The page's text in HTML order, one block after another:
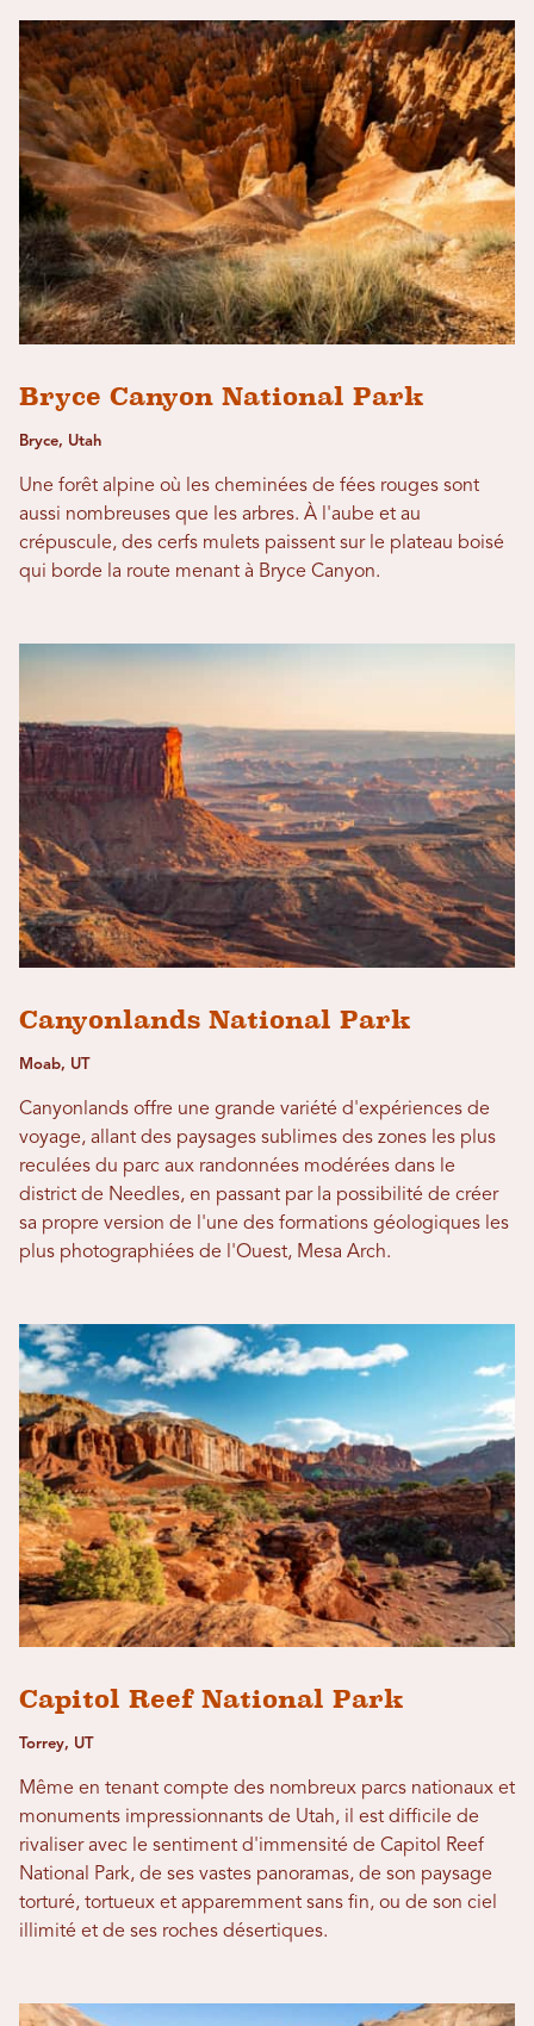
Bryce Canyon National Park
Bryce, Utah
Une forêt alpine où les cheminées de fées rouges sont
aussi nombreuses que les arbres. À l'aube et au
crépuscule, des cerfs mulets paissent sur le plateau boisé
qui borde la route menant à Bryce Canyon.
Canyonlands National Park
Moab, UT
Canyonlands offre une grande variété d'expériences de
voyage, allant des paysages sublimes des zones les plus
reculées du parc aux randonnées modérées dans le
district de Needles, en passant par la possibilité de créer
sa propre version de l'une des formations géologiques les
plus photographiées de l'Ouest, Mesa Arch.
Capitol Reef National Park
Torrey, UT
Même en tenant compte des nombreux parcs nationaux et
monuments impressionnants de Utah, il est difficile de
rivaliser avec le sentiment d'immensité de Capitol Reef
National Park, de ses vastes panoramas, de son paysage
torturé, tortueux et apparemment sans fin, ou de son ciel
illimité et de ses roches désertiques.